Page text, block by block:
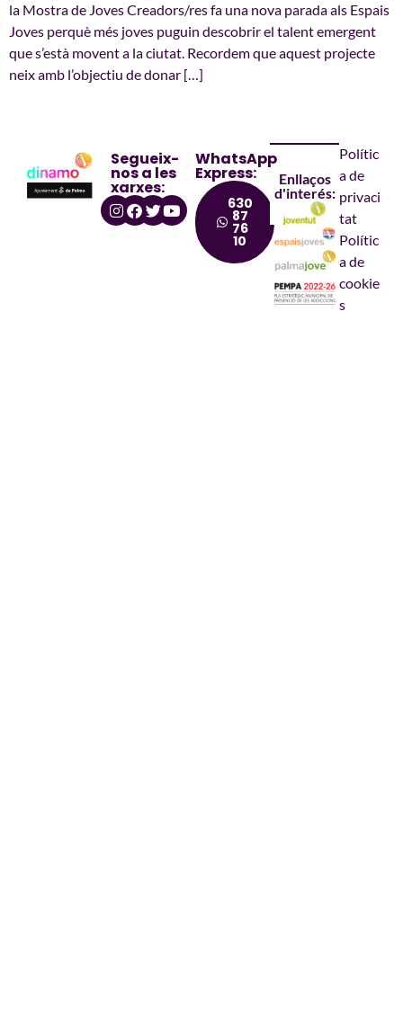
la Mostra de Joves Creadors/res fa una nova parada als Espais
Joves perquè més joves puguin descobrir el talent emergent
que s’està movent a la ciutat. Recordem que aquest projecte
neix amb l’objectiu de donar […]
Segueix-
nos a les
xarxes:
WhatsApp
Express:
630
87
76
10
Enllaços
d'interés:
Polític
a de
privaci
tat
Polític
a de
cookie
s